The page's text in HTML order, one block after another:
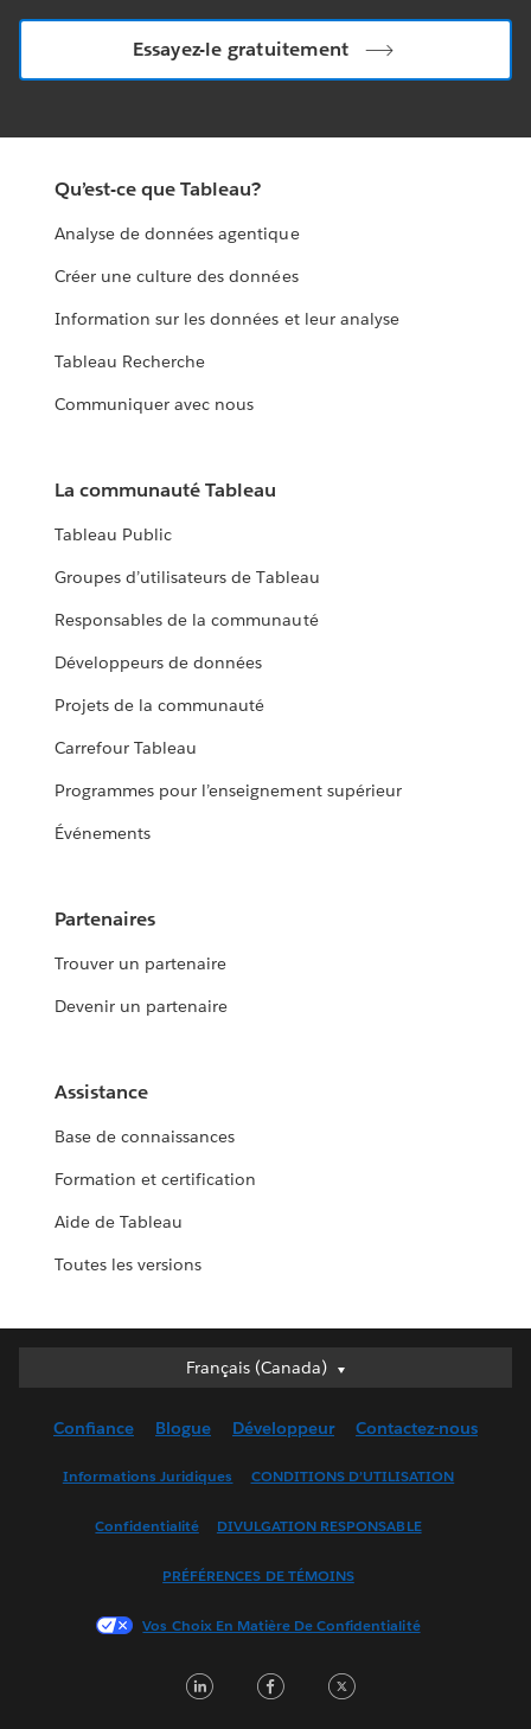
Essayez-le gratuitement
Qu’est-ce que Tableau?
Analyse de données agentique
Créer une culture des données
Information sur les données et leur analyse
Tableau Recherche
Communiquer avec nous
La communauté Tableau
Tableau Public
Groupes d’utilisateurs de Tableau
Responsables de la communauté
Développeurs de données
Projets de la communauté
Carrefour Tableau
Programmes pour l’enseignement supérieur
Événements
Partenaires
Trouver un partenaire
Devenir un partenaire
Assistance
Base de connaissances
Formation et certification
Aide de Tableau
Toutes les versions
Français (Canada)
Français (Canada)
English (UK)
Français (France)
한국어
Português
Confiance Blogue Développeur Contactez-nous
Informations Juridiques CONDITIONS D’UTILISATION
Confidentialité DIVULGATION RESPONSABLE
PRÉFÉRENCES DE TÉMOINS
Vos Choix En Matière De Confidentialité
LinkedInFacebook